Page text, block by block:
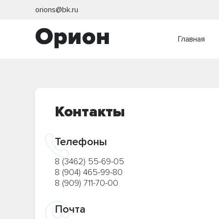
orions@bk.ru
Главная
Контакты
Телефоны
8 (3462) 55-69-05
8 (904) 465-99-80
8 (909) 711-70-00
Почта